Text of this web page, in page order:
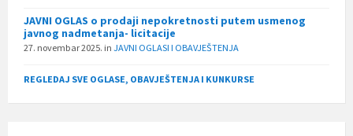
JAVNI OGLAS o prodaji nepokretnosti putem usmenog
javnog nadmetanja- licitacije
27. novembar 2025. in JAVNI OGLASI I OBAVJEŠTENJA
REGLEDAJ SVE OGLASE, OBAVJEŠTENJA I KUNKURSE